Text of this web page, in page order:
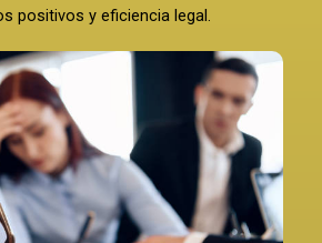
positivos y eficiencia legal.